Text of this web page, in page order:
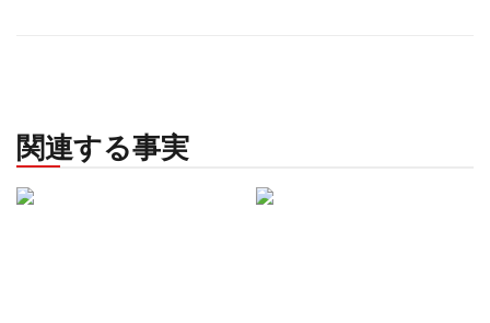
関連する事実